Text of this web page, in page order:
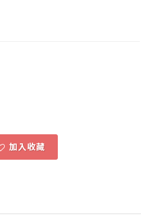
加入收藏